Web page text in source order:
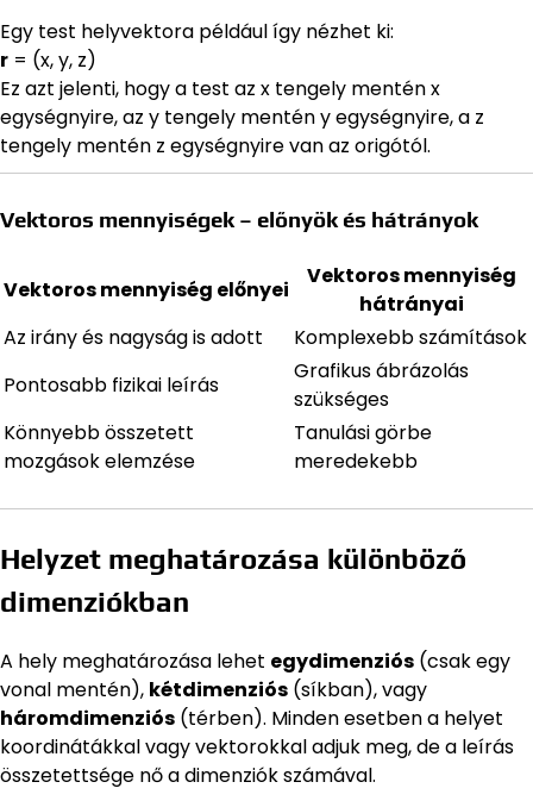
Egy test helyvektora például így nézhet ki:
r = (x, y, z)
Ez azt jelenti, hogy a test az x tengely mentén x
egységnyire, az y tengely mentén y egységnyire, a z
tengely mentén z egységnyire van az origótól.
Vektoros mennyiségek – előnyök és hátrányok
Vektoros mennyiség előnyei
Vektoros mennyiség
hátrányai
Az irány és nagyság is adott
Komplexebb számítások
Pontosabb fizikai leírás
Grafikus ábrázolás
szükséges
Könnyebb összetett
mozgások elemzése
Tanulási görbe
meredekebb
Helyzet meghatározása különböző
dimenziókban
A hely meghatározása lehet egydimenziós (csak egy
vonal mentén), kétdimenziós (síkban), vagy
háromdimenziós (térben). Minden esetben a helyet
koordinátákkal vagy vektorokkal adjuk meg, de a leírás
összetettsége nő a dimenziók számával.